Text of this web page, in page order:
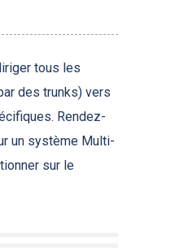
tous les
des trunks) vers
Rendez-
un système Multi-
sur le